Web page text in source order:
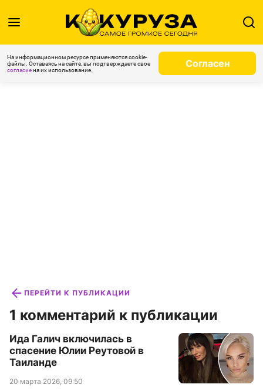
На информационном ресурсе применяются cookie-
файлы. Оставаясь на сайте, вы подтверждаете свое
согласиена их использование.
Согласен
ПЕРЕЙТИ К ПУБЛИКАЦИИ
1 комментарий к публикации
Ида Галич включилась в
спасение Юлии Реутовой в
Таиланде
20 марта 2026, 09:50